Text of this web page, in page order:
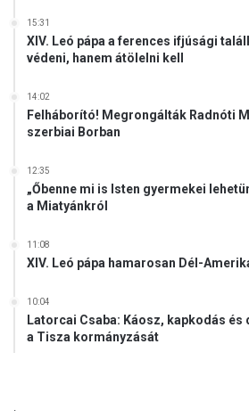
15:31
XIV. Leó pápa a ferences ifjúsági
védeni, hanem átölelni kell
14:02
Felháborító! Megrongálták Radnóti
szerbiai Borban
12:35
„Őbenne mi is Isten gyermekei
a Miatyánkról
11:08
XIV. Leó pápa hamarosan Dél-
10:04
Latorcai Csaba: Káosz, kapkodás
a Tisza kormányzását
.